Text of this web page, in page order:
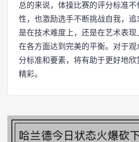
总的来说，体操比赛的评分标准
性，也激励选手不断挑战自我，
是在技术难度上，还是在艺术表
在各方面达到完美的平衡。对于
分标准和要素，将有助于更好地
精彩。